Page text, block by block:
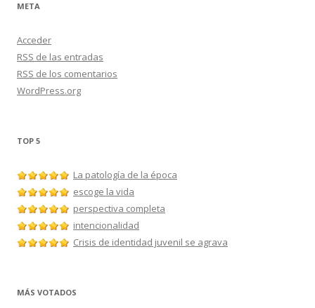
META
Acceder
RSS de las entradas
RSS de los comentarios
WordPress.org
TOP 5
La patología de la época
escoge la vida
perspectiva completa
intencionalidad
Crisis de identidad juvenil se agrava
MÁS VOTADOS